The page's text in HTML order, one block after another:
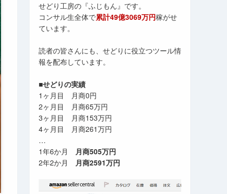
せどり工房の『ふじもん』です。
コンサル生全体で累計49億3069万円稼がせ
ています。
読者の皆さんにも、せどりに役立つツール情
報を配布しています。
■せどりの実績
1ヶ月目 月商0円
2ヶ月目 月商65万円
3ヶ月目 月商153万円
4ヶ月目 月商261万円
…
1年6か月 月商505万円
2年2か月 月商2591万円